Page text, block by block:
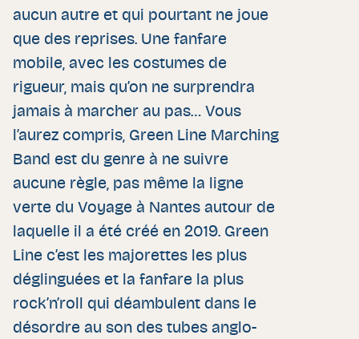
aucun autre et qui pourtant ne joue
que des reprises. Une fanfare
mobile, avec les costumes de
rigueur, mais qu’on ne surprendra
jamais à marcher au pas… Vous
l’aurez compris, Green Line Marching
Band est du genre à ne suivre
aucune règle, pas même la ligne
verte du Voyage à Nantes autour de
laquelle il a été créé en 2019. Green
Line c’est les majorettes les plus
déglinguées et la fanfare la plus
rock’n’roll qui déambulent dans le
désordre au son des tubes anglo-